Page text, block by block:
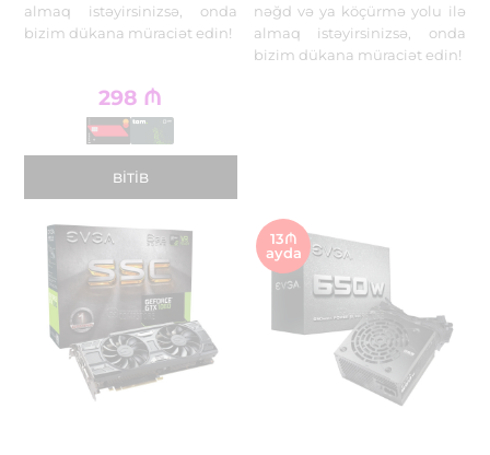
almaq istəyirsinizsə, onda
bizim dükana müraciət edin!
298 ₼
BITIB
nəğd və ya köçürmə yolu ilə
almaq istəyirsinizsə, onda
bizim dükana müraciət edin!
13₼
ayda